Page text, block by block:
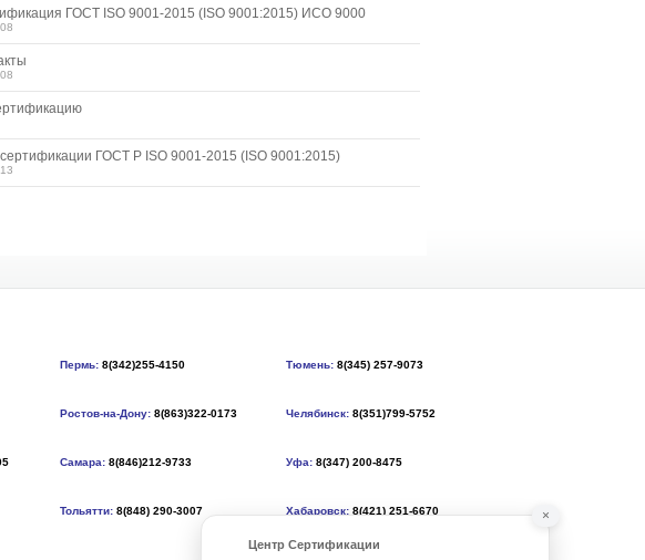
ГОСТ ISO 9001-2015 (ISO 9001:2015) ИСО 9000
ГОСТ Р ISO 9001-2015 (ISO 9001:2015)
Пермь: 8(342)255-4150 Тюмень: 8(345) 257-9073
Ростов-на-Дону: 8(863)322-0173 Челябинск: 8(351)799-5752
Самара: 8(846)212-9733 Уфа: 8(347) 200-8475
Тольятти: 8(848) 290-3007 Хабаровск: 8(421) 251-6670 ×
Центр Сертификации